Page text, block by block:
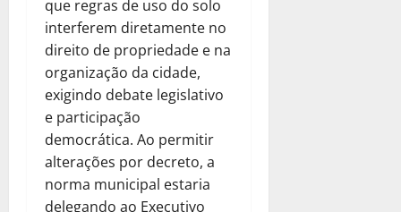
que regras de uso do solo
interferem diretamente no
direito de propriedade e na
organização da cidade,
exigindo debate legislativo
e participação
democrática. Ao permitir
alterações por decreto, a
norma municipal estaria
delegando ao Executivo